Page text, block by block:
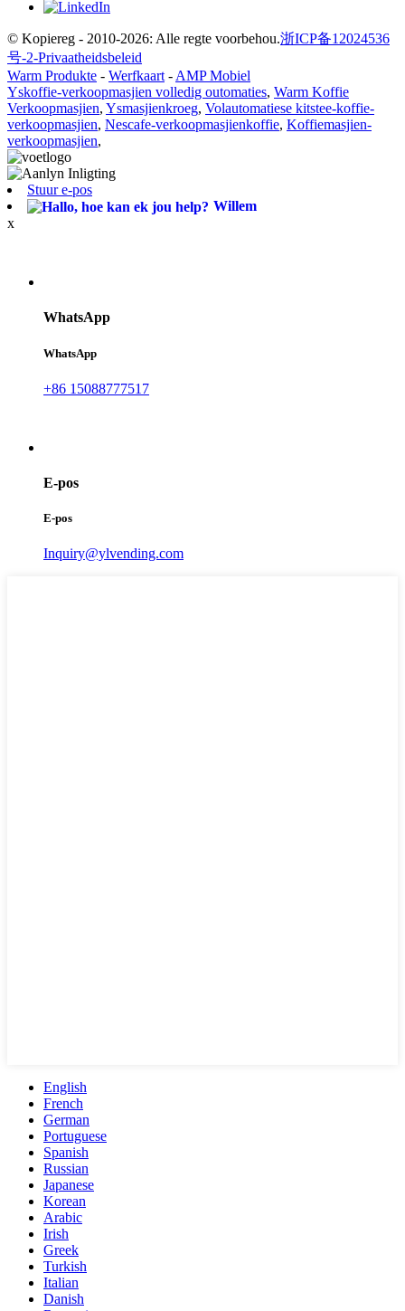
© Kopiereg - 2010-2026: Alle regte voorbehou.浙ICP备12024536
号-2-Privaatheidsbeleid
Warm Produkte - Werfkaart - AMP Mobiel
Yskoffie-verkoopmasjien volledig outomaties, Warm Koffie
Verkoopmasjien, Ysmasjienkroeg, Volautomatiese kitstee-koffie-
verkoopmasjien, Nescafe-verkoopmasjienkoffie, Koffiemasjien-
verkoopmasjien,
Stuur e-pos
Willem
x
WhatsApp
WhatsApp
+86 15088777517
E-pos
E-pos
Inquiry@ylvending.com
English
French
German
Portuguese
Spanish
Russian
Japanese
Korean
Arabic
Irish
Greek
Turkish
Italian
Danish